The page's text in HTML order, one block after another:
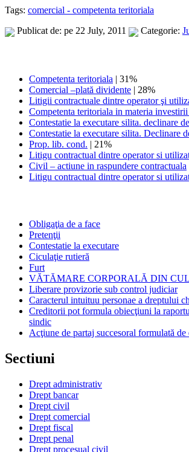
Tags: comercial - competenta teritoriala
Publicat de: pe 22 July, 2011
Categorie:
Competenta teritoriala | 31%
Comercial –plată dividente | 28%
Litigii contractuale dintre operator şi
Competenta teritoriala in materia
Contestatie la executare silita. declinare
Contestatie la executare silita. Declinare
Prop. lib. cond. | 21%
Litigu contractual dintre operator si
Civil – actiune in raspundere contractuala
Litigu contractual dintre operator si
Obligaţia de a face
Pretenţii
Contestatie la executare
Ciculaţie rutieră
Furt
VĂTĂMARE CORPORALĂ DIN
Liberare provizorie sub control judiciar
Caracterul intuituu personae a dreptului
Creditorii pot formula obiecţiuni la
sindic
Acţiune de partaj succesoral formulată
Sectiuni
Drept administrativ
Drept bancar
Drept civil
Drept comercial
Drept fiscal
Drept penal
Drept procesual civil